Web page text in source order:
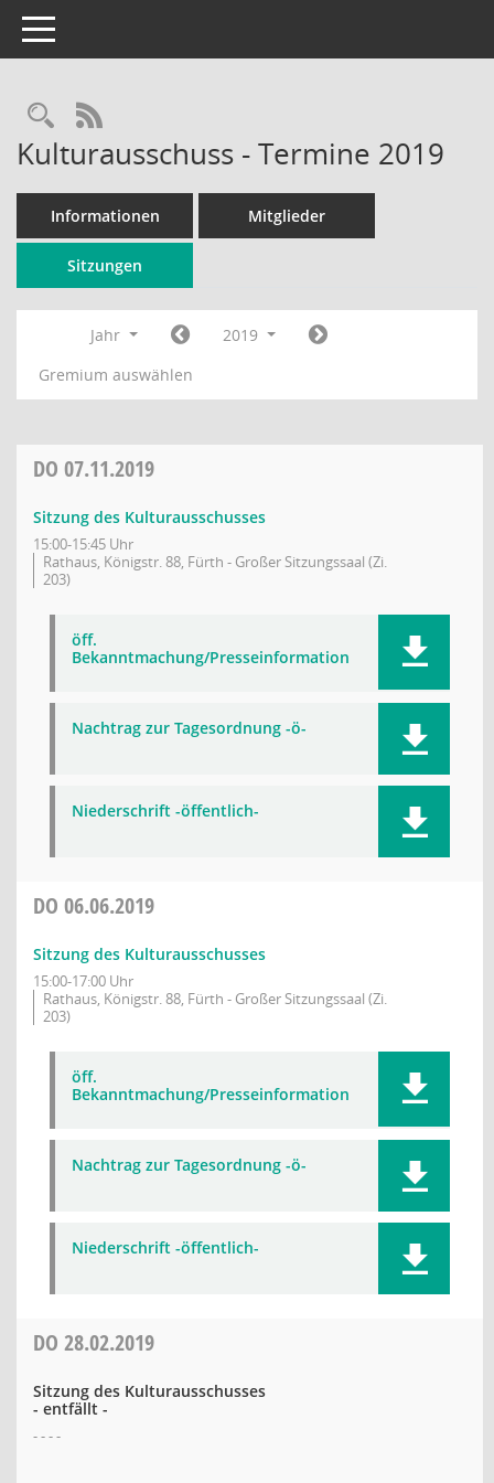
Toggle navigation
Rechercheauswahl
RSS-Feed
Kulturausschuss - Termine 2019
Informationen Mitglieder
Sitzungen
Jahr
2019
Gremium auswählen
DO 07.11.2019
Sitzung des Kulturausschusses
15:00-15:45 Uhr
Rathaus, Königstr. 88, Fürth - Großer Sitzungssaal (Zi.
203)
öff.
Bekanntmachung/Presseinformation
Nachtrag zur Tagesordnung -ö-
Niederschrift -öffentlich-
DO 06.06.2019
Sitzung des Kulturausschusses
15:00-17:00 Uhr
Rathaus, Königstr. 88, Fürth - Großer Sitzungssaal (Zi.
203)
öff.
Bekanntmachung/Presseinformation
Nachtrag zur Tagesordnung -ö-
Niederschrift -öffentlich-
DO 28.02.2019
Sitzung des Kulturausschusses
- entfällt -
- - - -